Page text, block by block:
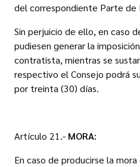
del correspondiente Parte de
Sin perjuicio de ello, en caso
pudiesen generar la
contratista, mientras se
respectivo el Consejo podrá
por treinta (30) días.
Artículo 21.- MORA:
En caso de producirse la